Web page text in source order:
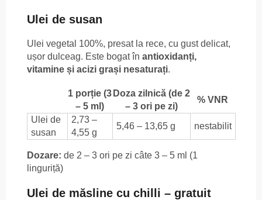
Ulei de susan
Ulei vegetal 100%, presat la rece, cu gust delicat,
ușor dulceag. Este bogat în antioxidanți,
vitamine și acizi grași nesaturați.
1 porție (3
– 5 ml)
Doza zilnică (de 2
– 3 ori pe zi)
% VNR
Ulei de
susan
2,73 –
4,55 g
5,46 – 13,65 g nestabilit
Dozare: de 2 – 3 ori pe zi câte 3 – 5 ml (1
linguriță)
Ulei de măsline cu chilli – gratuit